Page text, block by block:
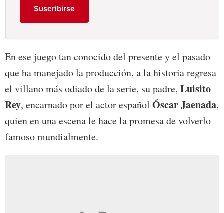
Suscribirse
En ese juego tan conocido del presente y el pasado
que ha manejado la producción, a la historia regresa
el villano más odiado de la serie, su padre, Luisito
Rey, encarnado por el actor español Óscar Jaenada,
quien en una escena le hace la promesa de volverlo
famoso mundialmente.